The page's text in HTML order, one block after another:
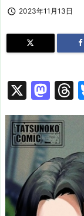
 2023年11月13日
X
M
a
st
o
d
o
n
a
s